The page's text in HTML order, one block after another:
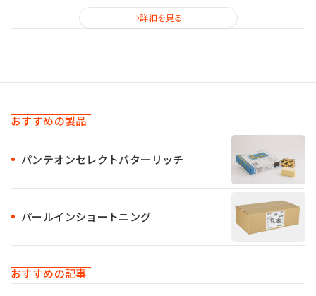
詳細を見る
おすすめの製品
パンテオンセレクトバターリッチ
パールインショートニング
おすすめの記事